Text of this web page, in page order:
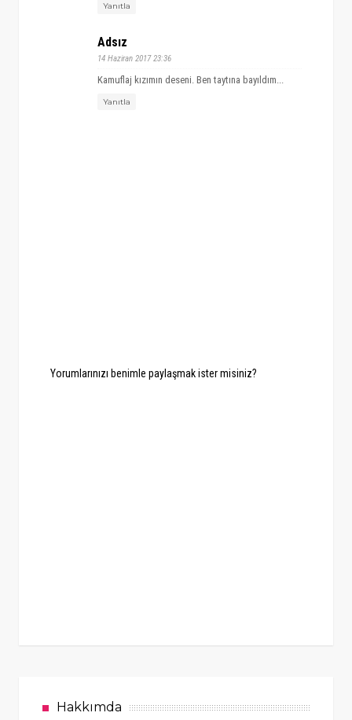
Yanıtla
Adsız
14 Haziran 2017 23:36
Kamuflaj kızımın deseni. Ben taytına bayıldım...
Yanıtla
Yorumlarınızı benimle paylaşmak ister misiniz?
Hakkımda